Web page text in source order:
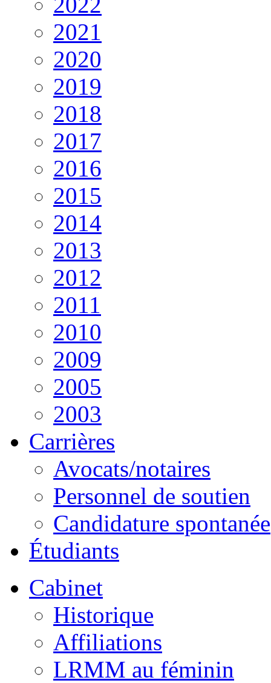
2021
2020
2019
2018
2017
2016
2015
2014
2013
2012
2011
2010
2009
2005
2003
Carrières
Avocats/notaires
Personnel de soutien
Candidature spontanée
Étudiants
Cabinet
Historique
Affiliations
LRMM au féminin